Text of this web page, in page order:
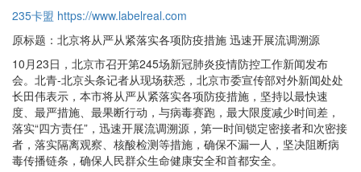
235卡盟 https://www.labelreal.com
原标题：北京将从严从紧落实各项防疫措施 迅速开展流调溯源
10月23日，北京市召开第245场新冠肺炎疫情防控工作新闻发布
会。北青-北京头条记者从现场获悉，北京市委宣传部对外新闻处处
长田伟表示，本市将从严从紧落实各项防疫措施，坚持以最快速
度、最严措施、最果断行动，与病毒赛跑，最大限度减少时间差，
落实“四方责任”，迅速开展流调溯源，第一时间锁定密接者和次密接
者，落实隔离观察、核酸检测等措施，确保不漏一人，坚决阻断病
毒传播链条，确保人民群众生命健康安全和首都安全。